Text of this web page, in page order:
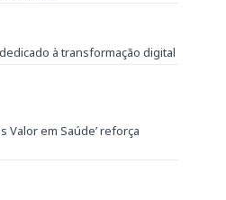
à transformação digital
Valor em Saúde’ reforça